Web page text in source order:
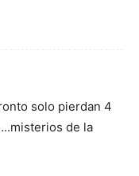
solo pierdan 4
de la